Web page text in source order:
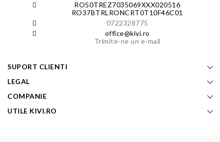
RO50TREZ7035069XXX020516
RO37BTRLRONCRT0T10F46C01
0722328775
office@kivi.ro
Trimite-ne un e-mail
SUPORT CLIENTI
LEGAL
COMPANIE
UTILE KIVI.RO